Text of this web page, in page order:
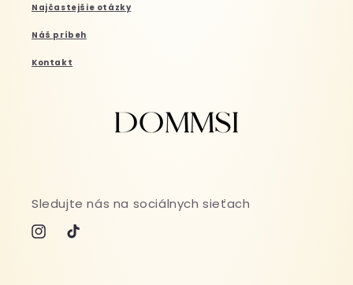
Najčastejšie otázky
Náš príbeh
Kontakt
Sledujte nás na sociálnych sieťach
Instagram
TikTok